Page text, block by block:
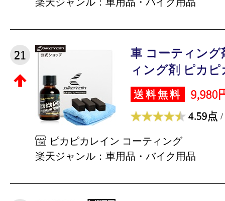
21
車 コーティン
ィング剤 ピカピ
送料無料 9,980
4.59点 /
ピカピカレイン コーティング
楽天ジャンル：車用品・バイク用品